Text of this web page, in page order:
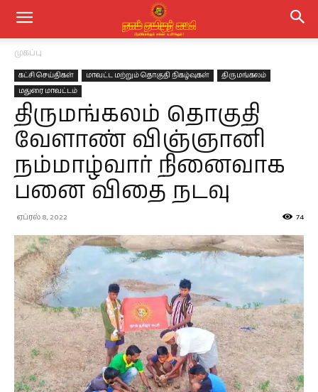
முகப்பு
கட்சி செய்திகள் மாவட்ட மற்றும் தொகுதி நிகழ்வுகள்
திருமங்கலம்
மதுரை மாவட்டம்
திருமங்கலம் தொகுதி
வேளாண் விஞ்ஞானி
நம்மாழ்வார் நினைவாக
பனை விதை நடவு
ஏப்ரல் 8, 2022 74